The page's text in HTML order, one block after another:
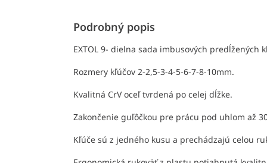
Podrobný popis
EXTOL 9- dielna sada imbusových predĺžených
Rozmery kľúčov 2-2,5-3-4-5-6-7-8-10mm.
Kvalitná CrV oceľ tvrdená po celej dĺžke.
Zakončenie guľôčkou pre prácu pod uhlom až
Kľúče sú z jedného kusu a prechádzajú celou